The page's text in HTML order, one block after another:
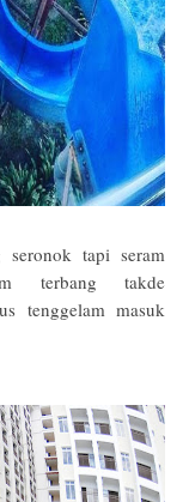
tapi seram
terbang takde
tenggelam masuk